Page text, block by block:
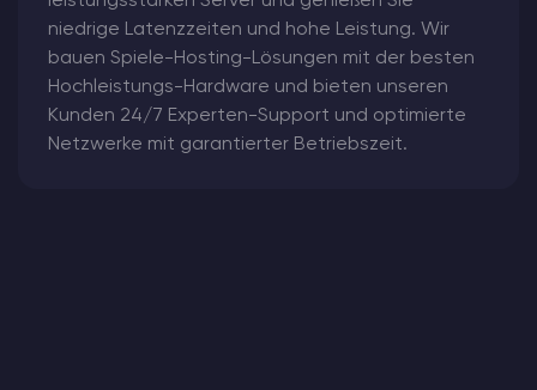
niedrige Latenzzeiten und hohe Leistung. Wir
bauen Spiele-Hosting-Lösungen mit der besten
Hochleistungs-Hardware und bieten unseren
Kunden 24/7 Experten-Support und optimierte
Netzwerke mit garantierter Betriebszeit.